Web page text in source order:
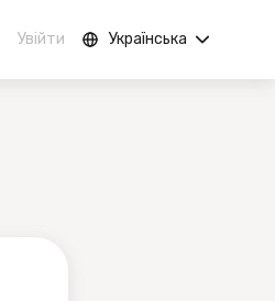
Увійти Українська